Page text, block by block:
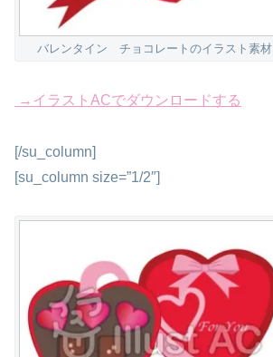
バレンタイン チョコレートのイラスト素材
→イラストACでダウンロードする
[/su_column]
[su_column size=”1/2″]